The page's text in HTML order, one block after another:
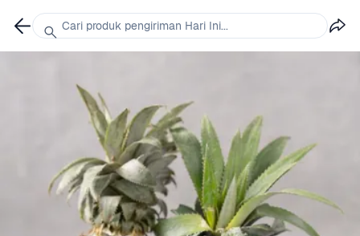
Cari produk pengiriman Hari Ini...